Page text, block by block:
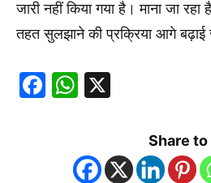
जारी नहीं किया गया है। माना जा
तहत सुलझाने की प्रक्रिया आगे बढ़ाई
Facebook
WhatsApp
Share to